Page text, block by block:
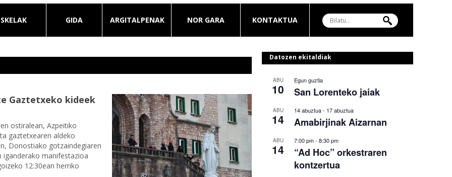
GIDA ARGITALPENAK NOR GARA KONTAKTUA
Gaztetxeko kideek
ostiralean, Azpeitiko
gaztetxearen aldeko
Donostiako gotzaindegiaren
iganderako manifestazioa
12:30ean herriko
Datozen ekitaldiak
ABU
10
Egun guztia
San Lorenteko jaiak
ABU
14
14 abuztua- 17 abuztua
Amabirjinak Aizarnan
ABU
14
7:00 pm- 8:30 pm
“Ad Hoc” orkestraren
kontzertua